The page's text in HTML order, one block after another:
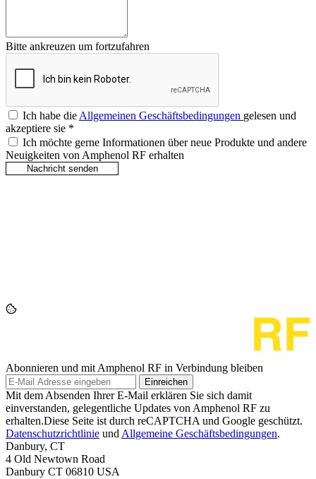
Bitte ankreuzen um fortzufahren
Ich habe dieAllgemeinen Geschäftsbedingungen gelesen und
akzeptiere sie *
Ich möchte gerne Informationen über neue Produkte und andere
Neuigkeiten von Amphenol RF erhalten
Abonnieren und mit Amphenol RF in Verbindung bleiben
Einreichen
Mit dem Absenden Ihrer E-Mail erklären Sie sich damit
einverstanden, gelegentliche Updates von Amphenol RF zu
erhalten.Diese Seite ist durch reCAPTCHA und Google geschützt.
Datenschutzrichtlinie und Allgemeine Geschäftsbedingungen.
Danbury, CT
4 Old Newtown Road
Danbury CT 06810 USA